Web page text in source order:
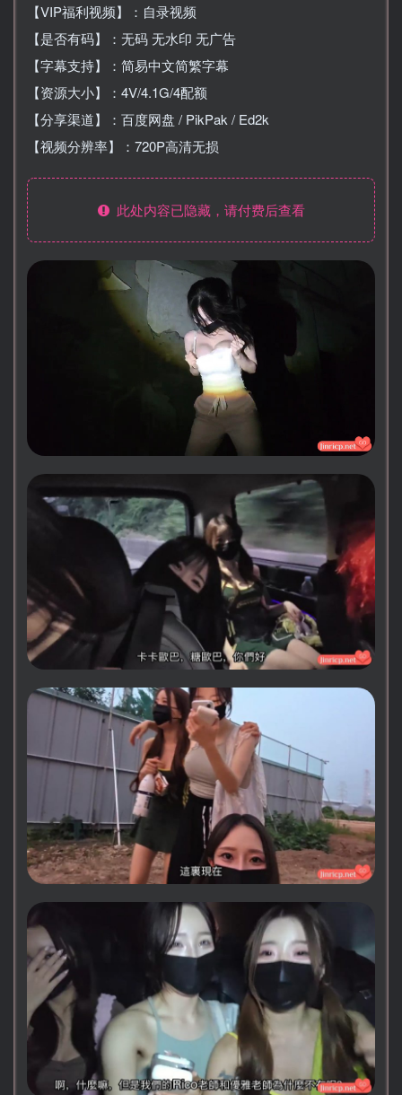
【VIP福利视频】：自录视频
【是否有码】：无码 无水印 无广告
【字幕支持】：简易中文简繁字幕
【资源大小】：4V/4.1G/4配额
【分享渠道】：百度网盘 / PikPak / Ed2k
【视频分辨率】：720P高清无损
此处内容已隐藏，请付费后查看